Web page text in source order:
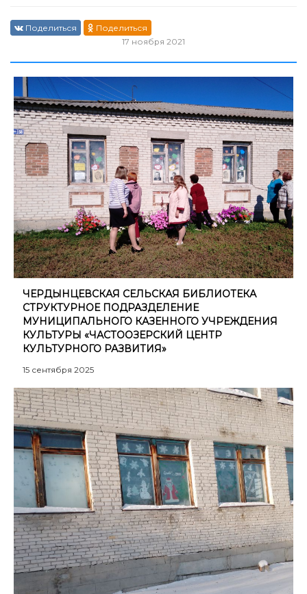
Поделиться
Поделиться
17 ноября 2021
ЧЕРДЫНЦЕВСКАЯ СЕЛЬСКАЯ БИБЛИОТЕКА
СТРУКТУРНОЕ ПОДРАЗДЕЛЕНИЕ
МУНИЦИПАЛЬНОГО КАЗЕННОГО УЧРЕЖДЕНИЯ
КУЛЬТУРЫ «ЧАСТООЗЕРСКИЙ ЦЕНТР
КУЛЬТУРНОГО РАЗВИТИЯ»
15 сентября 2025